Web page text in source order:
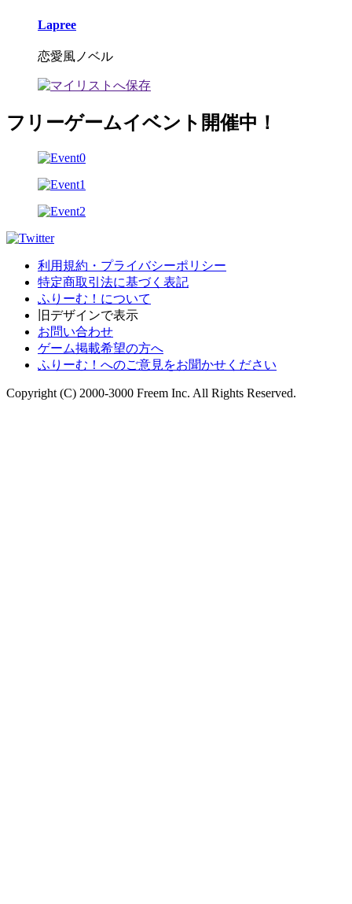
Lapree
恋愛風ノベル
フリーゲームイベント開催中！
利用規約・プライバシーポリシー
特定商取引法に基づく表記
ふりーむ！について
旧デザインで表示
お問い合わせ
ゲーム掲載希望の方へ
ふりーむ！へのご意見をお聞かせください
Copyright (C) 2000-3000 Freem Inc. All Rights Reserved.